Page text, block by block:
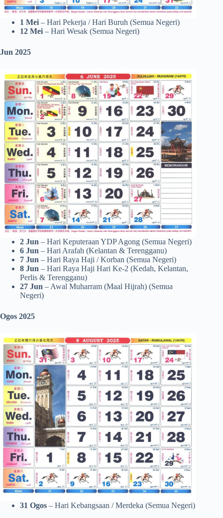
1 Mei – Hari Pekerja / Hari Buruh (Semua Negeri)
12 Mei – Hari Wesak (Semua Negeri)
Jun 2025
2 Jun – Hari Keputeraan YDP Agong (Semua Negeri)
6 Jun – Hari Arafah (Kelantan & Terengganu)
7 Jun – Hari Raya Haji / Korban (Semua Negeri)
8 Jun – Hari Raya Haji Hari Ke-2 (Kedah, Kelantan,
Perlis & Terengganu)
27 Jun – Awal Muharram (Maal Hijrah) (Semua
Negeri)
Ogos 2025
31 Ogos – Hari Kebangsaan / Merdeka (Semua Negeri)